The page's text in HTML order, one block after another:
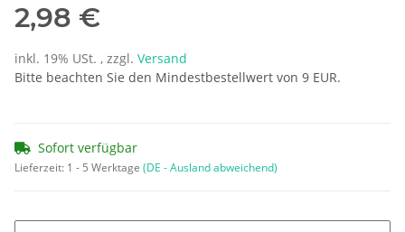
2,98 €
inkl. 19% USt. , zzgl. Versand
Bitte beachten Sie den Mindestbestellwert von 9 EUR.
Sofort verfügbar
Lieferzeit: 1 - 5 Werktage (DE - Ausland abweichend)